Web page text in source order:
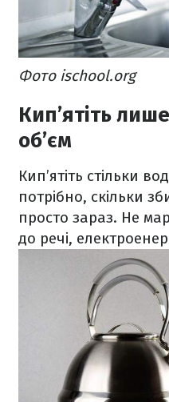
Фото ischool.org
Кип’ятіть
об’єм
Кип’ятіть стільки
потрібно, скільки
просто зараз. Не
до речі,